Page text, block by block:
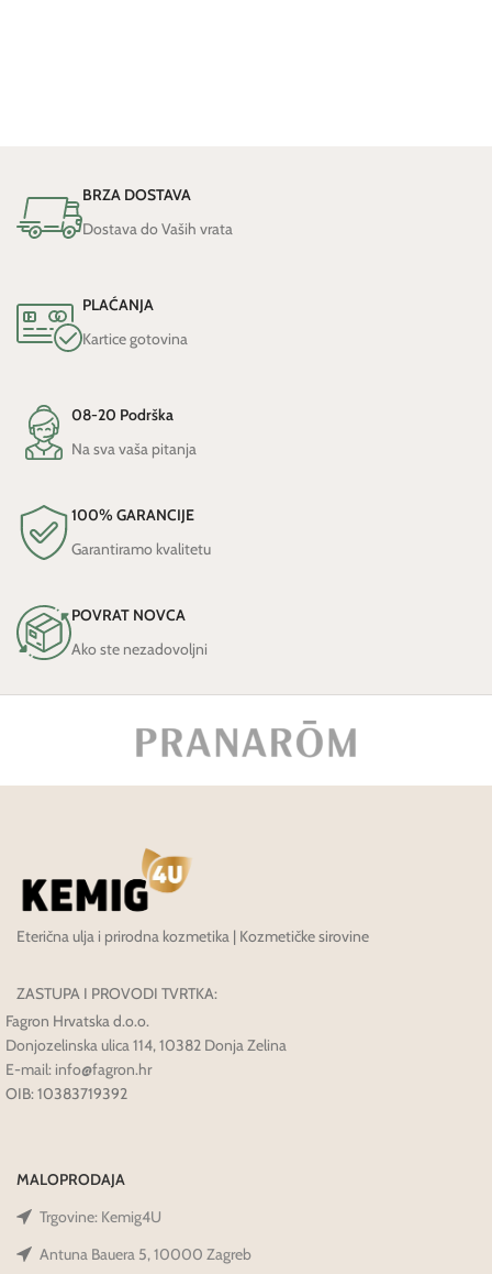
BRZA DOSTAVA
Dostava do Vaših vrata
PLAĆANJA
Kartice gotovina
08-20 Podrška
Na sva vaša pitanja
100% GARANCIJE
Garantiramo kvalitetu
POVRAT NOVCA
Ako ste nezadovoljni
Eterična ulja i prirodna kozmetika | Kozmetičke sirovine
ZASTUPA I PROVODI TVRTKA:
Fagron Hrvatska d.o.o.
Donjozelinska ulica 114, 10382 Donja Zelina
E-mail: info@fagron.hr
OIB: 10383719392
MALOPRODAJA
Trgovine: Kemig4U
Antuna Bauera 5, 10000 Zagreb